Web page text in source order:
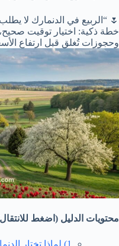
🌷 “الربيع في الدنمارك لا
خطة ذكية: اختيار توقيت
وحجوزات تُغلق قبل ارتفاع
محتويات الدليل (اضغط
1) لماذا تختار الدنمارك في الربيع؟ (6 أسباب عملية)